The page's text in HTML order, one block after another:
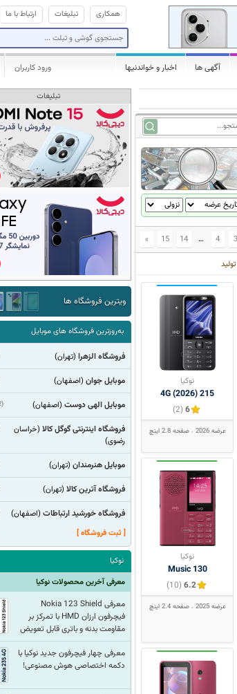
ارتباط با ما تبلیغات همکاری
آگهی ها اخبار و خواندنیها ورود کاربران
3
4
…
14
15
»
نوکیا
215 4G (2026)
6
(2)
عرضه 2026 صفحه 2.8 اینچ
نوکیا
130 Music
6.2
(10)
عرضه 2025 صفحه 2.4 اینچ
تبلیغات
ویترین فروشگاه ها
به‌روزترین فروشگاه های موبایل
فروشگاه الزهرا (تهران)
موبایل جوان (اصفهان)
(102 گوشی) موبایل الهی دوست (اصفهان)
فروشگاه اینترنتی گوگل کالا (خراسان
رضوی)
موبایل هنرمندان (تهران)
فروشگاه آترین کالا (تهران)
فروشگاه خورشید ارتباطات (اصفهان)
[ ثبت فروشگاه ]
نوکیا
معرفی آخرین محصولات نوکیا
معرفی Nokia 123 Shield
فیچرفون ارزان HMD با تمرکز بر
مقاومت بدنه و باتری قابل تعویض
معرفی چهار فیچرفون جدید نوکیا با
دکمه اختصاصی هوش مصنوعی!